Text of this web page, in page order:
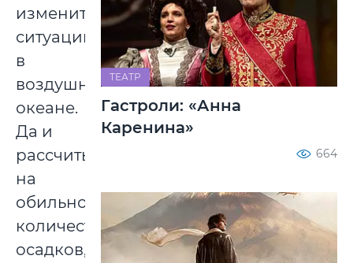
изменить
ситуацию
в
воздушном
океане.
Да и
рассчитывать
на
обильное
количество
осадков,
ТЕАТР
Гастроли: «Анна
Каренина»
664